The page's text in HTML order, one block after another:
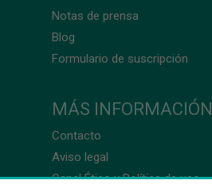
Notas de prensa
Blog
Formulario de suscripción
MÁS INFORMACIÓN
Contacto
Aviso legal
Canal Ético y Política de uso